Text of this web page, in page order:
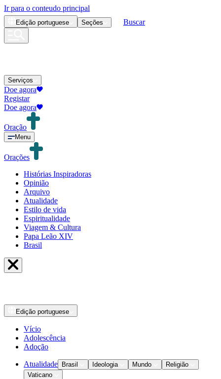
Ir para o conteudo principal
Edição portuguese Seções Buscar
Serviços
Doe agora
Registar
Doe agora
Oração
Menu
Orações
Histórias Inspiradoras
Opinião
Arquivo
Atualidade
Estilo de vida
Espiritualidade
Viagem & Cultura
Papa Leão XIV
Brasil
Edição portuguese
Vício
Adolescência
Adoção
Atualidade Brasil Ideologia Mundo
Religião
Vaticano